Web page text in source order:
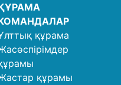
құрама
құрамы